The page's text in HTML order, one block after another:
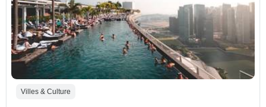
Villes & Culture